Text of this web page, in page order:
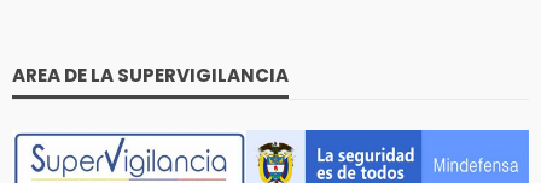
AREA DE LA SUPERVIGILANCIA